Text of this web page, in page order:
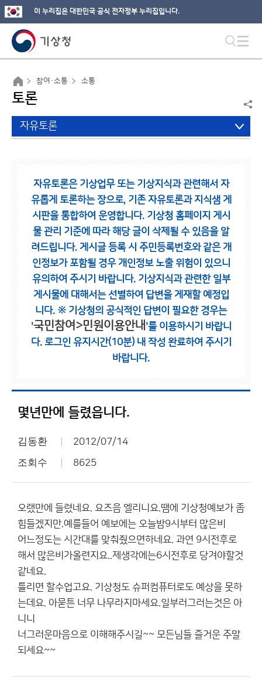
이 누리집은 대한민국 공식 전자정부 누리집입니다.
참여·소통 소통
토론
자유토론
자유토론은 기상업무 또는 기상지식과 관련해서 자
유롭게 토론하는 장으로, 기존 자유토론과 지식샘 게
시판을 통합하여 운영합니다. 기상청 홈페이지 게시
물 관리 기준에 따라 해당 글이 삭제될 수 있음을 알
려드립니다. 게시글 등록 시 주민등록번호와 같은 개
인정보가 포함될 경우 개인정보 노출 위험이 있으니
유의하여 주시기 바랍니다. 기상지식과 관련한 일부
게시물에 대해서는 선별하여 답변을 게재할 예정입
니다. ※ 기상청의 공식적인 답변이 필요한 경우는
'국민참여>민원이용안내 '를 이용하시기 바랍니
다. 로그인 유지시간(10분) 내 작성 완료하여 주시기
바랍니다.
몇년만에 들렸읍니다.
김동환 2012/07/14
조회수 8625
오랬만에 들렸네요. 요즈음 엘리니요.땜에 기상청예보가 좀
힘들겠지만.예를들어 예보에는 오늘밤9시부터 많은비
어느정도는 시간대를 맞춰줬으면하네요. 과연 9시전후로
해서 많은비가올련지요..제생각에는6시전후로 당겨야할것
같네요.
틀리면 할수업고요. 기상청도 슈퍼컴퓨터로도 예상을 못하
는데요. 아묻튼 너무 나무라지마세요.일부러그러는것은 아
니니
너그러운마음으로 이해해주시길~~ 모든님들 즐거운 주말
되세요~~